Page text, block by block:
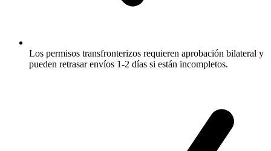
Los permisos transfronterizos requieren aprobación bilateral y
pueden retrasar envíos 1-2 días si están incompletos.